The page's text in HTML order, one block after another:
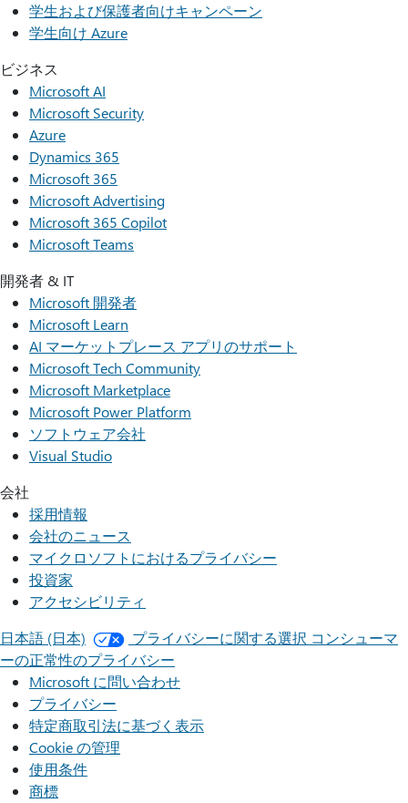
学生および保護者向けキャンペーン
学生向け Azure
ビジネス
Microsoft AI
Microsoft Security
Azure
Dynamics 365
Microsoft 365
Microsoft Advertising
Microsoft 365 Copilot
Microsoft Teams
開発者 & IT
Microsoft 開発者
Microsoft Learn
AI マーケットプレース アプリのサポート
Microsoft Tech Community
Microsoft Marketplace
Microsoft Power Platform
ソフトウェア会社
Visual Studio
会社
採用情報
会社のニュース
マイクロソフトにおけるプライバシー
投資家
アクセシビリティ
日本語 (日本)
プライバシーに関する選択 コンシューマ
ーの正常性のプライバシー
Microsoft に問い合わせ
プライバシー
特定商取引法に基づく表示
Cookie の管理
使用条件
商標